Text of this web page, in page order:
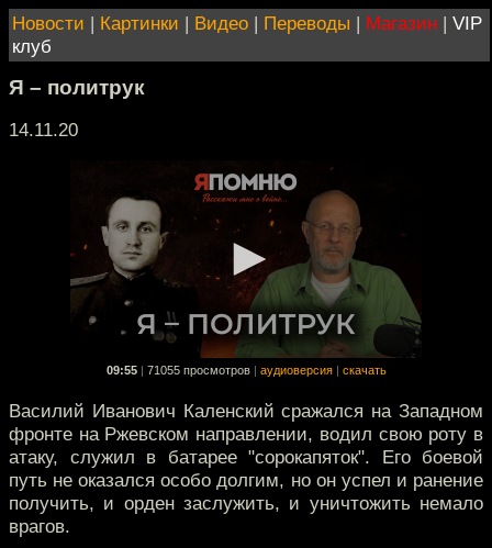
Новости | Картинки | Видео | Переводы | Магазин | VIP
клуб
Я – политрук
14.11.20
09:55 71055 просмотров аудиоверсия скачать
Василий Иванович Каленский сражался на Западном
фронте на Ржевском направлении, водил свою роту в
атаку, служил в батарее "сорокапяток". Его боевой
путь не оказался особо долгим, но он успел и ранение
получить, и орден заслужить, и уничтожить немало
врагов.